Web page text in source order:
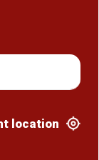
location